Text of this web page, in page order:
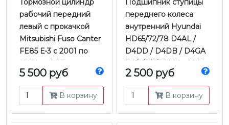
Тормозной цилиндр
рабочий передний
левый с прокачкой
Mitsubishi Fuso Canter
FE85 Е-3 с 2001 по
2012 г.в. | CR
5 500 руб
В корзину
Подшипник ступицы
переднего колеса
внутренний Hyundai
HD65/72/78 D4AL /
D4DD / D4DB / D4GA
Е-1/2/3/4/5 | Mitsubishi
Fuso Canter
FE85D/FEB50/TF |
Koyo
2 500 руб
В корзину